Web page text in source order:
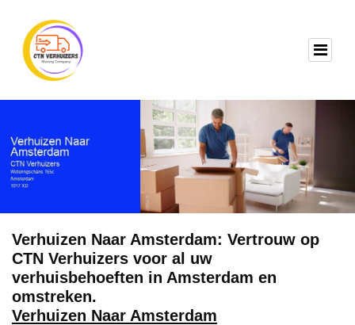
Verhuizen Naar Amsterdam: Vertrouw op
CTN Verhuizers voor al uw
verhuisbehoeften in Amsterdam en
omstreken.
Verhuizen Naar Amsterdam